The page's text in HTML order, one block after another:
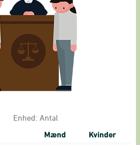
Enhed: Antal
Mænd
Kvinder